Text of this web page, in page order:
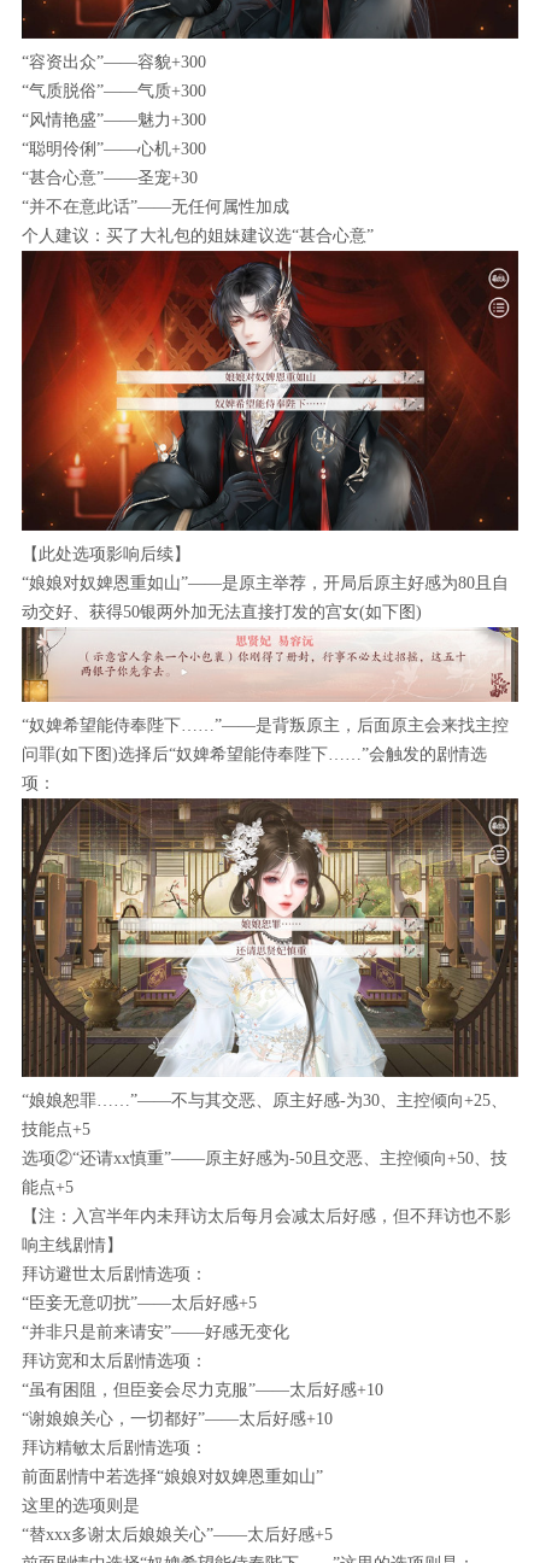
“容资出众”——容貌+300
“气质脱俗”——气质+300
“风情艳盛”——魅力+300
“聪明伶俐”——心机+300
“甚合心意”——圣宠+30
“并不在意此话”——无任何属性加成
个人建议：买了大礼包的姐妹建议选“甚合心意”
【此处选项影响后续】
“娘娘对奴婢恩重如山”——是原主举荐，开局后原主好感为80且自
动交好、获得50银两外加无法直接打发的宫女(如下图)
“奴婢希望能侍奉陛下……”——是背叛原主，后面原主会来找主控
问罪(如下图)选择后“奴婢希望能侍奉陛下……”会触发的剧情选
项：
“娘娘恕罪……”——不与其交恶、原主好感-为30、主控倾向+25、
技能点+5
选项②“还请xx慎重”——原主好感为-50且交恶、主控倾向+50、技
能点+5
【注：入宫半年内未拜访太后每月会减太后好感，但不拜访也不影
响主线剧情】
拜访避世太后剧情选项：
“臣妾无意叨扰”——太后好感+5
“并非只是前来请安”——好感无变化
拜访宽和太后剧情选项：
“虽有困阻，但臣妾会尽力克服”——太后好感+10
“谢娘娘关心，一切都好”——太后好感+10
拜访精敏太后剧情选项：
前面剧情中若选择“娘娘对奴婢恩重如山”
这里的选项则是
“替xxx多谢太后娘娘关心”——太后好感+5